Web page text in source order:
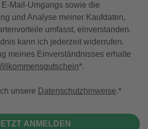
Mail-Umgangs sowie die
und Analyse meiner Kaufdaten,
umfasst, einverstanden.
kann ich jederzeit widerrufen.
meines Einverständnisses erhalte
*.
unsere Datenschutzhinweise.
ANMELDEN